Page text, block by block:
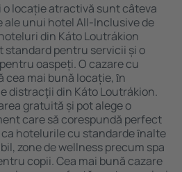
o locație atractivă sunt câteva
unui hotel All-Inclusive de
din Káto Loutrákion
standard pentru servicii și o
oaspeți. O cazare cu
cea mai bună locație, ȋn
distracţii din Káto Loutrákion.
gratuită și pot alege o
care să corespundă perfect
ca hotelurile cu standarde ȋnalte
zone de wellness precum spa
copii. Cea mai bună cazare